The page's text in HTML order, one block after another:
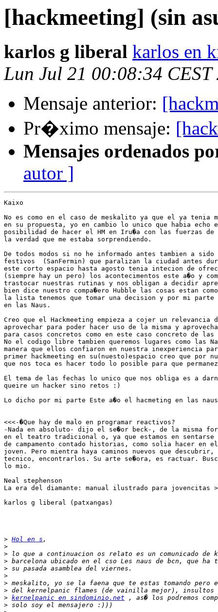
[hackmeeting] (sin
karlos g liberal karlos en
Lun Jul 21 00:08:34 CEST
Mensaje anterior:
Pr�ximo mensaje:
Mensajes ordenados
autor ]
Kaixo
No es como en el caso de meskalito ya que el ya tenia
en su propuesta, yo en cambio lo unico que habia
posibilidad de hacer el HM en Iru�a con las fuerzas de
la verdad que me estaba sorprendiendo.
De todos modos si no he informado antes tambien a
festivos  (SanFermin) que paralizan la ciudad antes
este corto espacio hasta agosto tenia intecion de
(siempre hay un pero) los acontecimentos este a�o y
trastocar nuestras rutinas y nos obligan a decidir
bien dice nuestro compa�ero Hubble las cosas estan
la lista tenemos que tomar una decision y por mi parte
en las Naus.
Creo que el Hackmeeting empieza a cojer un relevancia
aprovechar para poder hacer uso de la misma y
para casos concretos como en este caso concreto de las
No el codigo libre tambien queremos lugares como las
manera que ellos confiaron en nuestra inexperiencia
primer hackmeeting en su(nuesto)espacio creo que por
que nos toca es hacer todo lo posible para que
El tema de las fechas lo unico que nos obliga es a
queire un hacker sino retos :)
Lo dicho por mi parte Este a�o el hacmeting en las naus
<<<-�Que hay de malo en programar reactivos?
-Nada en absoluto- dijo el se�or beck-, de la misma
en el teatro tradicional o, ya que estamos en
de campamento contado historias, como solia hacer en
joven. Pero mientra haya caminos nuevos que
tecnico, encontrarlos. Su arte se�ora, es ractuar.
lo mio.
Neal stephenson
La era del diamante: manual ilustrado para jovencitas
karlos g liberal (patxangas)
> Hol en s
>
>
>
>
>
>
>
> kernelpanic en sindominio.net , as� los podremos
>